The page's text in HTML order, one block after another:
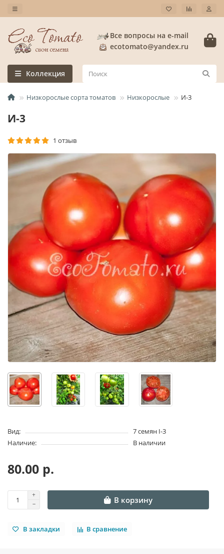
Все вопросы на e-mail
ecotomato@yandex.ru
Коллекция
Низкорослые сорта томатов Низкорослые И-3
И-3
1 отзыв
Вид:
7 семян I-3
Наличие:
В наличии
80.00 р.
В корзину
В закладки В сравнение